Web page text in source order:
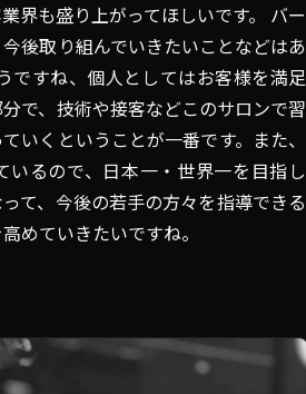
界も盛り上がってほしいです。 バー
後取り組んでいきたいことなどはあ
ですね、個人としてはお客様を満足
で、技術や接客などこのサロンで習
いくということが一番です。また、
いるので、日本一・世界一を目指し
て、今後の若手の方々を指導できる
めていきたいですね。